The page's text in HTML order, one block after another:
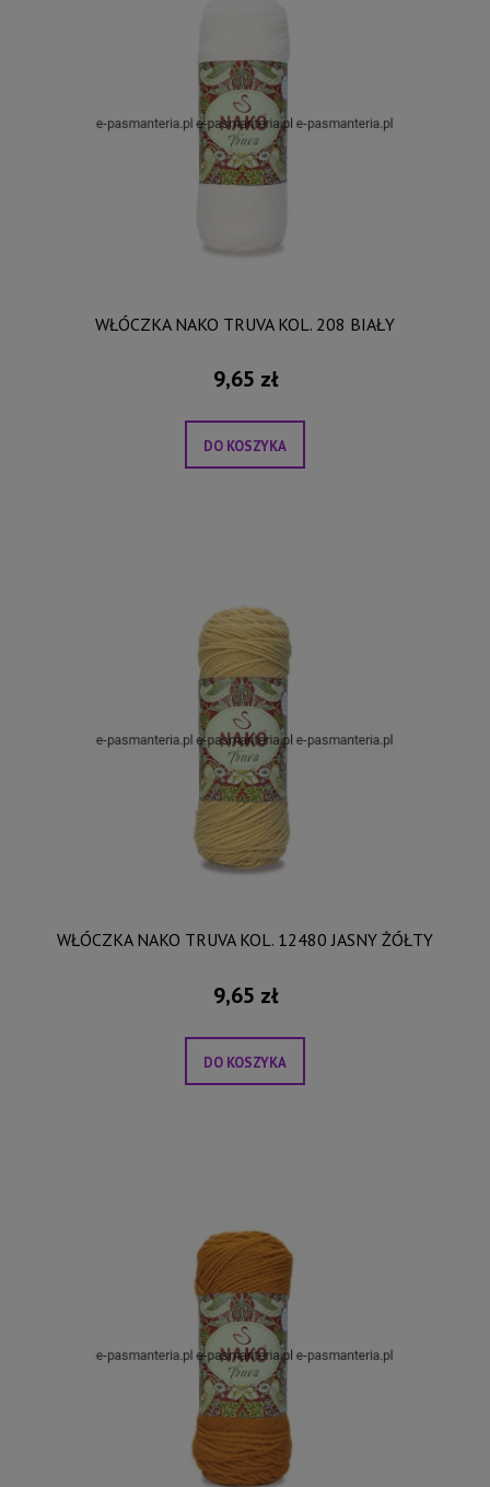
WŁÓCZKA NAKO TRUVA KOL. 208 BIAŁY
9,65 zł
DO KOSZYKA
WŁÓCZKA NAKO TRUVA KOL. 12480 JASNY ŻÓŁTY
9,65 zł
DO KOSZYKA